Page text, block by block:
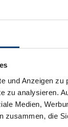
und Anzeigen
zu analysieren.
Medien,
zusammen, die